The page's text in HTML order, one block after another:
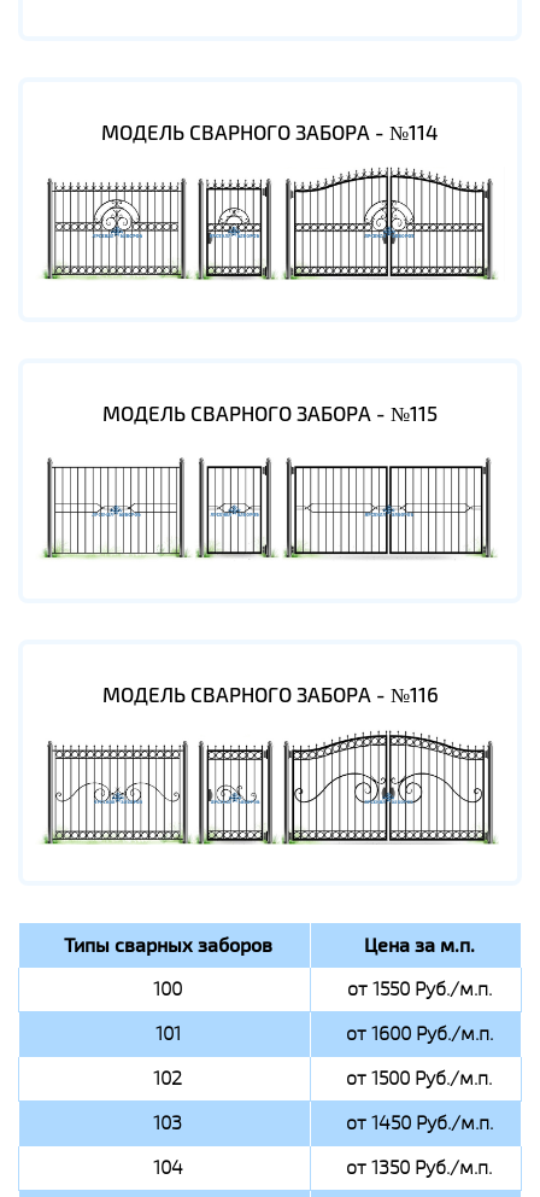
МОДЕЛЬ СВАРНОГО ЗАБОРА - №114
МОДЕЛЬ СВАРНОГО ЗАБОРА - №115
МОДЕЛЬ СВАРНОГО ЗАБОРА - №116
Типы сварных заборов Цена за м.п.
100
от 1550 Руб./м.п.
101
от 1600 Руб./м.п.
102
от 1500 Руб./м.п.
103
от 1450 Руб./м.п.
104
от 1350 Руб./м.п.